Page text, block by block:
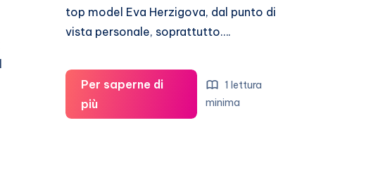
top model Eva Herzigova, dal punto di
vista personale, soprattutto….
Per saperne di
piùEva
Herzigova
1 lettura
minima